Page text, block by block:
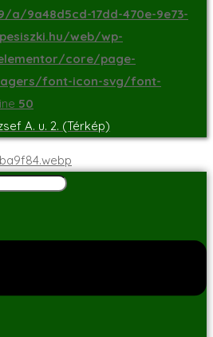
9a48d5cd-17dd-470e-9e73-
web/wp-
core/page-
font-icon-svg/font-
50
A. u. 2. (Térkép)